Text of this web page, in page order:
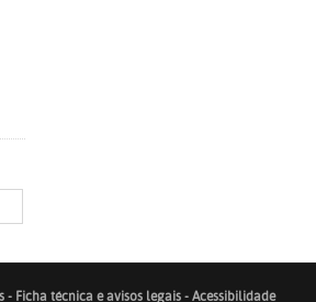
- Ficha técnica e avisos legais - Acessibilidade